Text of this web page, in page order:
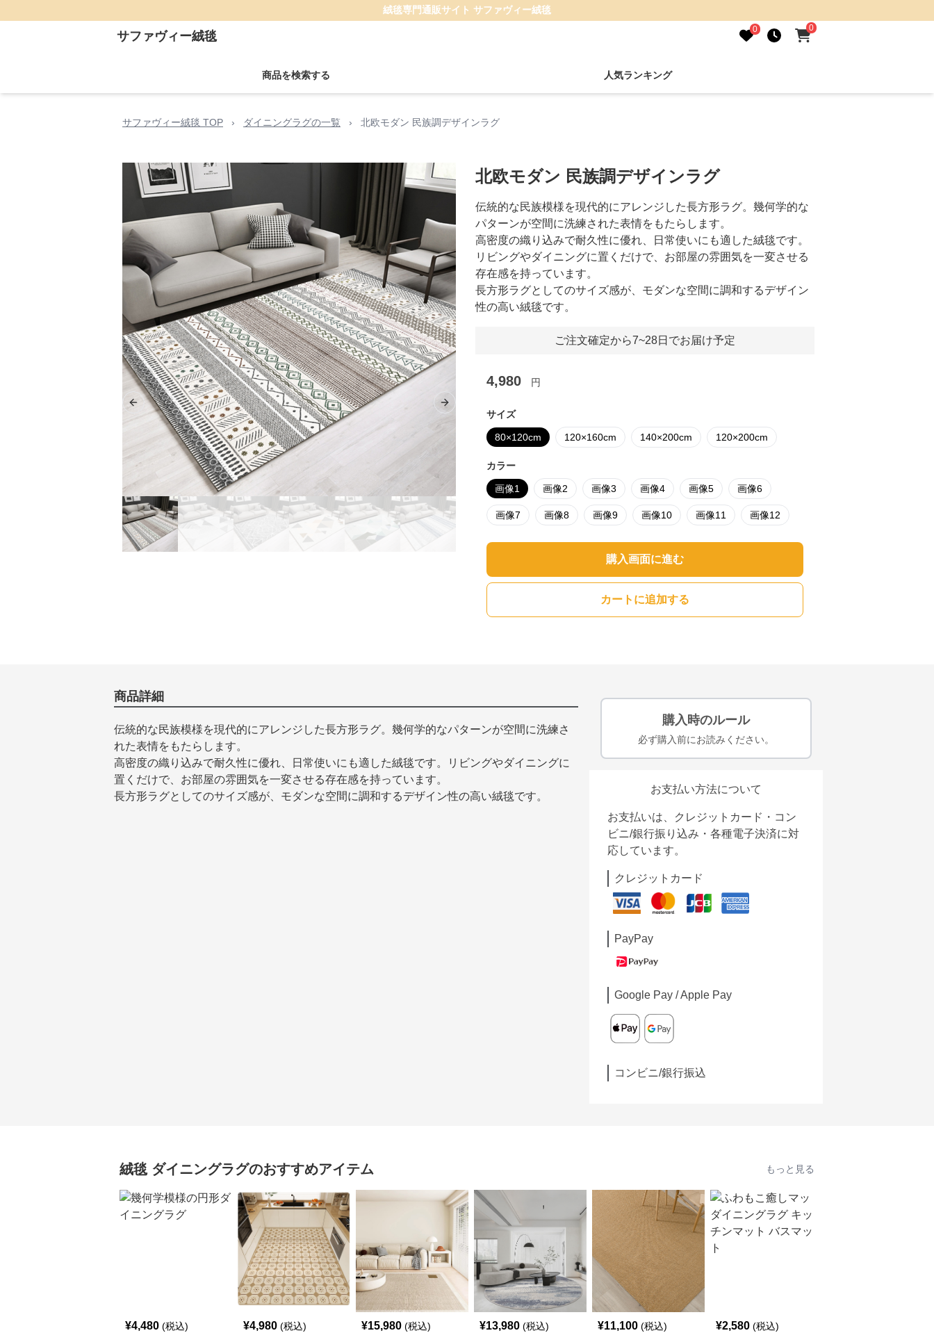
絨毯専門通販サイト サファヴィー絨毯
サファヴィー絨毯 0 0
商品を検索する 人気ランキング
サファヴィー絨毯 TOP › ダイニングラグの一覧 › 北欧モダン 民族調デザインラグ
Previous slide Next slide
北欧モダン 民族調デザインラグ
伝統的な民族模様を現代的にアレンジした長方形ラグ。幾何学的な
パターンが空間に洗練された表情をもたらします。
高密度の織り込みで耐久性に優れ、日常使いにも適した絨毯です。
リビングやダイニングに置くだけで、お部屋の雰囲気を一変させる
存在感を持っています。
長方形ラグとしてのサイズ感が、モダンな空間に調和するデザイン
性の高い絨毯です。
ご注文確定から7~28日でお届け予定
4,980 円
サイズ
80×120cm 120×160cm 140×200cm 120×200cm
カラー
画像1 画像2 画像3 画像4 画像5 画像6
画像7 画像8 画像9 画像10 画像11 画像12
購入画面に進む
カートに追加する
商品詳細
伝統的な民族模様を現代的にアレンジした長方形ラグ。幾何学的なパターンが空間に洗練さ
れた表情をもたらします。
高密度の織り込みで耐久性に優れ、日常使いにも適した絨毯です。リビングやダイニングに
置くだけで、お部屋の雰囲気を一変させる存在感を持っています。
長方形ラグとしてのサイズ感が、モダンな空間に調和するデザイン性の高い絨毯です。
購入時のルール
必ず購入前にお読みください。
お支払い方法について
お支払いは、クレジットカード・コン
ビニ/銀行振り込み・各種電子決済に対
応しています。
クレジットカード
PayPay
Google Pay / Apple Pay
コンビニ/銀行振込
絨毯 ダイニングラグのおすすめアイテム もっと見る
¥4,480 (税込) ¥4,980 (税込) ¥15,980 (税込) ¥13,980 (税込) ¥11,100 (税込) ¥2,580 (税込)